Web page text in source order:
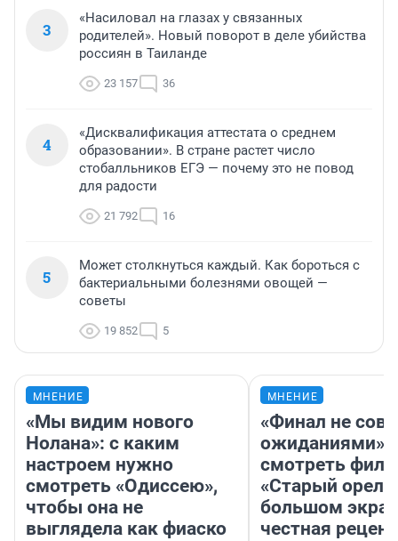
3
«Насиловал на глазах у связанных
родителей». Новый поворот в деле убийства
россиян в Таиланде
23 157 36
4
«Дисквалификация аттестата о среднем
образовании». В стране растет число
стобалльников ЕГЭ — почему это не повод
для радости
21 792 16
5
Может столкнуться каждый. Как бороться с
бактериальными болезнями овощей —
советы
19 852 5
МНЕНИЕ
«Мы видим нового
Нолана»: с каким
настроем нужно
смотреть «Одиссею»,
чтобы она не
выглядела как фиаско
МНЕНИЕ
«Финал не
ожиданиями»:
смотреть
«Старый орел»
большом
честная